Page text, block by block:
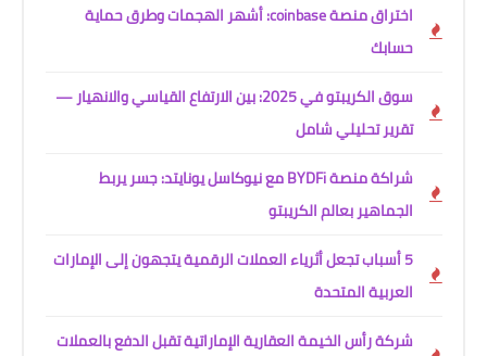
اختراق منصة coinbase: أشهر الهجمات وطرق حماية
حسابك
سوق الكريبتو في 2025: بين الارتفاع القياسي والانهيار —
تقرير تحليلي شامل
شراكة منصة BYDFi مع نيوكاسل يونايتد: جسر يربط
الجماهير بعالم الكريبتو
5 أسباب تجعل أثرياء العملات الرقمية يتجهون إلى الإمارات
العربية المتحدة
شركة رأس الخيمة العقارية الإماراتية تقبل الدفع بالعملات